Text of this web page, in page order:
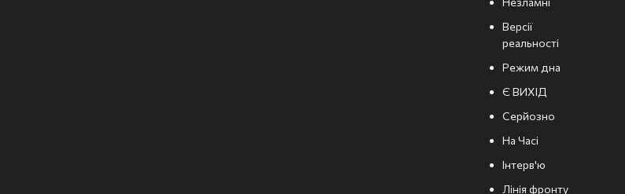
Версії
реальності
Режим дна
Є ВИХІД
Серйозно
На Часі
Інтерв'ю
Лінія фронту